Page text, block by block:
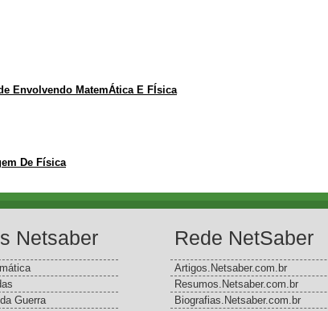
Envolvendo MatemÁtica E FÍsica
De Física
Netsaber
Guerra
Rede NetSaber
Artigos.Netsaber.com.br
Resumos.Netsaber.com.br
Biografias.Netsaber.com.br